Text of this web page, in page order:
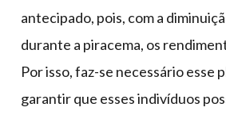
antecipado, pois, com a
durante a piracema, os
Por isso, faz-se necessário esse
garantir que esses indivíduos